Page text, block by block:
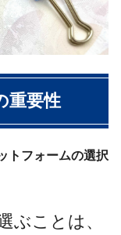
重要性
トフォームの選択
ぶことは、